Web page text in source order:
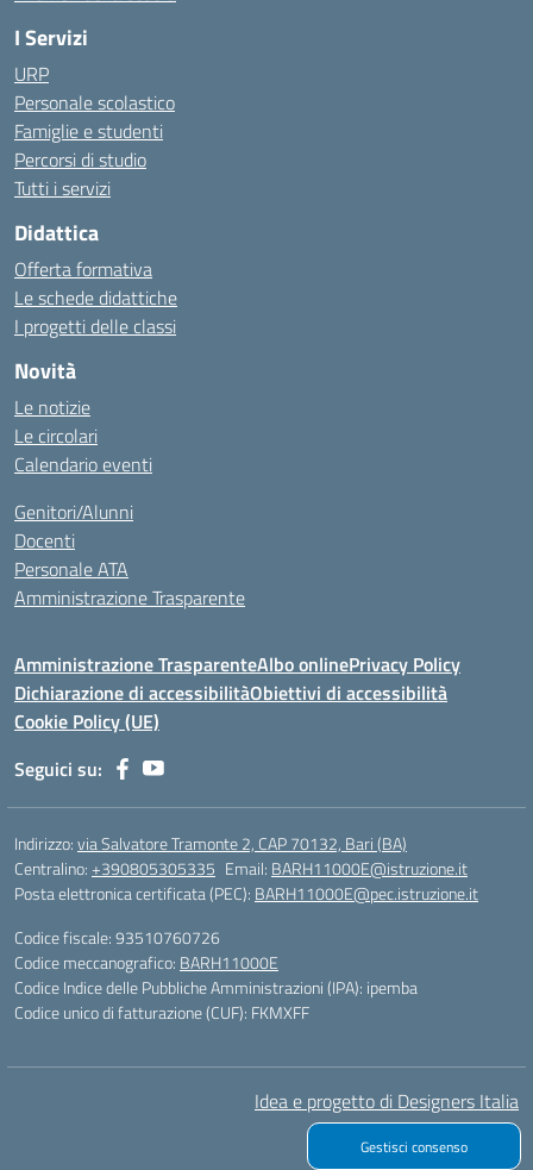
I Servizi
URP
Personale scolastico
Famiglie e studenti
Percorsi di studio
Tutti i servizi
Didattica
Offerta formativa
Le schede didattiche
I progetti delle classi
Novità
Le notizie
Le circolari
Calendario eventi
Genitori/Alunni
Docenti
Personale ATA
Amministrazione Trasparente
Amministrazione TrasparenteAlbo onlinePrivacy Policy
Dichiarazione di accessibilitàObiettivi di accessibilità
Cookie Policy (UE)
Seguici su:
Indirizzo:via Salvatore Tramonte 2, CAP 70132, Bari (BA)
Centralino:+390805305335 Email: BARH11000E@istruzione.it
Posta elettronica certificata (PEC): BARH11000E@pec.istruzione.it
Codice fiscale: 93510760726
Codice meccanografico: BARH11000E
Codice Indice delle Pubbliche Amministrazioni (IPA): ipemba
Codice unico di fatturazione (CUF): FKMXFF
Idea e progetto di Designers Italia
Gestisci consenso